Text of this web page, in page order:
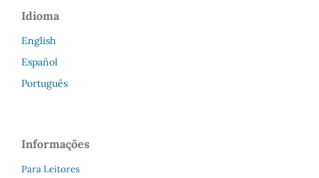
Idioma
English
Español
Português
Informações
Para Leitores